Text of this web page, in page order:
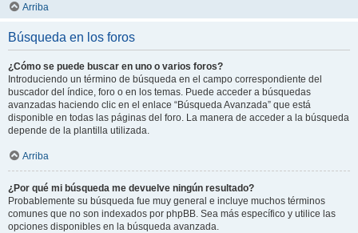
Arriba
Búsqueda en los foros
¿Cómo se puede buscar en uno o varios foros?
Introduciendo un término de búsqueda en el campo correspondiente del
buscador del índice, foro o en los temas. Puede acceder a búsquedas
avanzadas haciendo clic en el enlace “Búsqueda Avanzada” que está
disponible en todas las páginas del foro. La manera de acceder a la búsqueda
depende de la plantilla utilizada.
Arriba
¿Por qué mi búsqueda me devuelve ningún resultado?
Probablemente su búsqueda fue muy general e incluye muchos términos
comunes que no son indexados por phpBB. Sea más específico y utilice las
opciones disponibles en la búsqueda avanzada.